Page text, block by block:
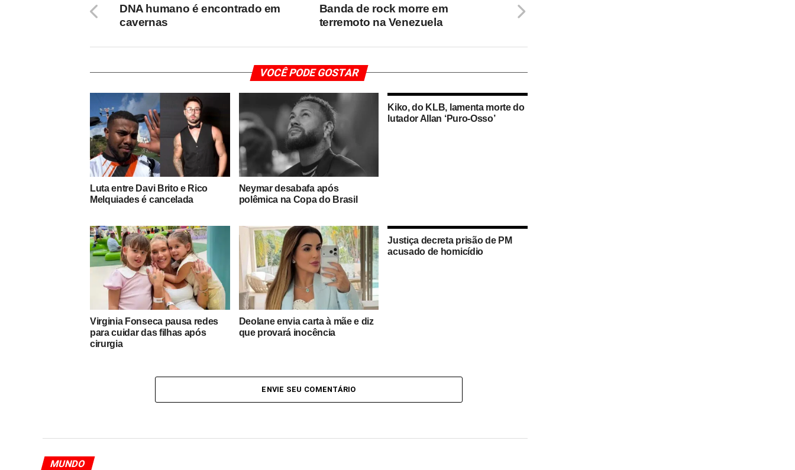
Banda de rock morre em
terremoto na Venezuela
DNA humano é encontrado em
cavernas
VOCÊ PODE GOSTAR
Luta entre Davi Brito e Rico
Melquiades é cancelada
Neymar desabafa após
polêmica na Copa do Brasil
Kiko, do KLB, lamenta morte do
lutador Allan ‘Puro-Osso’
Virginia Fonseca pausa redes
para cuidar das filhas após
cirurgia
Deolane envia carta à mãe e diz
que provará inocência
Justiça decreta prisão de PM
acusado de homicídio
ENVIE SEU COMENTÁRIO
MUNDO